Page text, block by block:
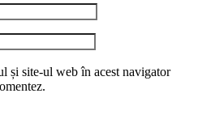
și site-ul web în acest navigator